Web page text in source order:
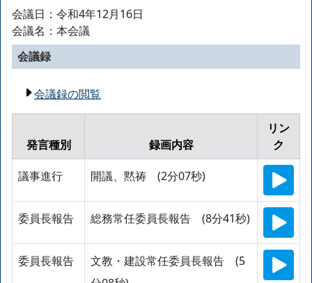
会議日：令和4年12月16日
会議名：本会議
会議録
会議録の閲覧
発言種別 録画内容
リン
ク
議事進行 開議、黙祷 (2分07秒)
委員長報告 総務常任委員長報告 (8分41秒)
委員長報告
文教・建設常任委員長報告 (5